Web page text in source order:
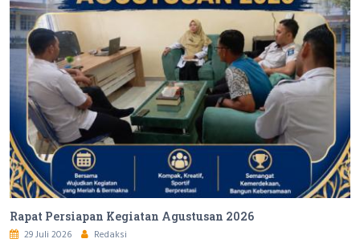
Rapat Persiapan Kegiatan Agustusan 2026
29 Juli 2026 Redaksi